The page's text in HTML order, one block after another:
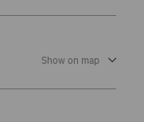
Show on map